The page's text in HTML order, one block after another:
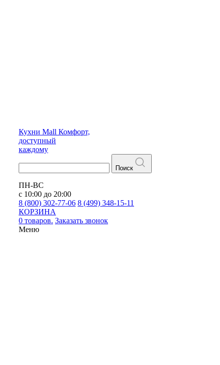
Кухни Mall Комфорт,
доступный
каждому
Поиск
ПН-ВС
с 10:00 до 20:00
8 (800) 302-77-06 8 (499) 348-15-11
КОРЗИНА
0 товаров. Заказать звонок
Меню